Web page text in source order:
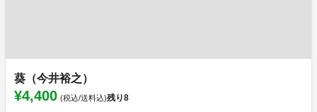
葵（今井裕之）
¥4,400 (税込/送料込)残り8